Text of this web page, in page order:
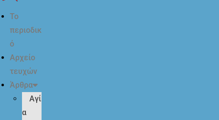
Το
περιοδικ
ό
Αρχείο
τευχών
Άρθρα
Αγί
α